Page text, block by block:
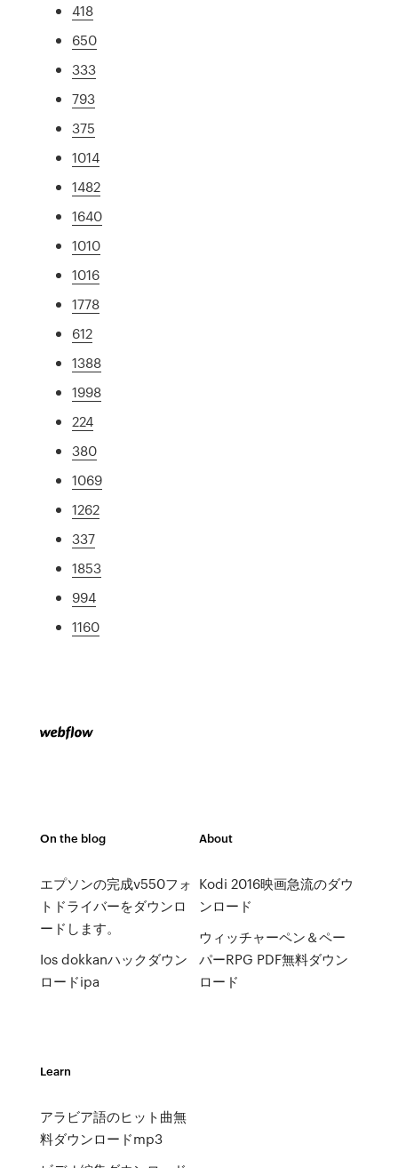
418
650
333
793
375
1014
1482
1640
1010
1016
1778
612
1388
1998
224
380
1069
1262
337
1853
994
1160
On the blog
エプソンの完成v550フォ
トドライバーをダウンロ
ードします。
Ios dokkanハックダウン
ロードipa
About
Kodi 2016映画急流のダウ
ンロード
ウィッチャーペン＆ペー
パーRPG PDF無料ダウン
ロード
Learn
アラビア語のヒット曲無
料ダウンロードmp3